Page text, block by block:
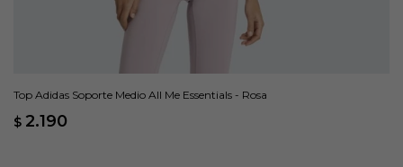
Top Adidas Soporte Medio All Me Essentials - Rosa
$ 2.190